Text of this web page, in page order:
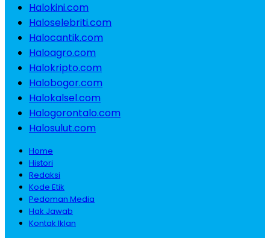
Halokini.com
Haloselebriti.com
Halocantik.com
Haloagro.com
Halokripto.com
Halobogor.com
Halokalsel.com
Halogorontalo.com
Halosulut.com
Home
Histori
Redaksi
Kode Etik
Pedoman Media
Hak Jawab
Kontak Iklan